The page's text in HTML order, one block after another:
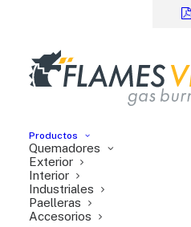
Productos
Quemadores
Exterior
Interior
Industriales
Paelleras
Accesorios